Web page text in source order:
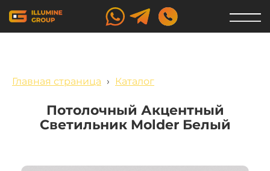
Главная страница › Каталог
Потолочный Акцентный
Светильник Molder Белый